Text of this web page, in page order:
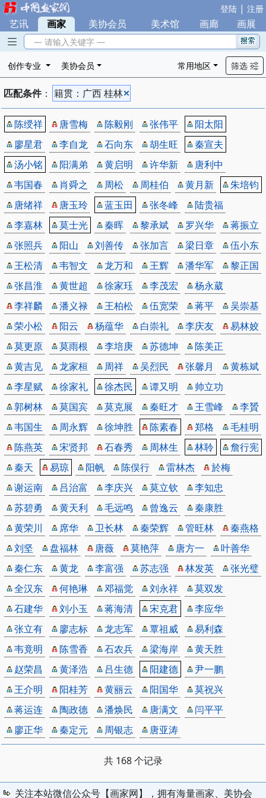
登陆 | 注册
艺讯 | 画家 美协会员 美术馆 画廊 画展
— 请输入关键字 —
创作专业 美协会员 常用地区 筛选
匹配条件： 籍贯：广西 桂林
陈绶祥 唐雪梅 陈毅刚 张伟平
阳太阳
廖星君
李自龙 石向东 胡生旺
秦宣夫
汤小铭
阳满弟 黄启明 许华新
唐利中
韦国春
肖舜之 周松 周桂伯 黄月新
朱培钧
唐绪祥
唐玉玲 蓝玉田 张冬峰
陆贵福
李嘉林
莫士光 秦晖 黎承斌 罗兴华
蒋振立
张照兵
阳山 刘善传 张加言 梁日章
伍小东
王松清
韦智文 龙万和 王辉 潘华军
黎正国
张昌淮
黄世超 徐家珏 李茂宏
杨永葳
李祥麟
潘义禄 王柏松 伍宽荣 蒋平
吴崇基
荣小松
阳云 杨蕴华 白崇礼 李庆友
易林姣
莫更原
莫雨根 李培庚 苏德坤
陈美正
黄吉见
龙家桓 周祥 吴烈民 张馨月
黄栋斌
李星赋
徐家礼 徐杰民 谭又明
帅立功
郭树林
莫国宾 莫克展 秦旺才 王雪峰
李贇
韦国生
周永辉 徐坤胜 陈素春 郑格
毛桂明
陈燕英
宋贤邦 石春秀 周林生 林聆
詹行宪
秦天
易琼 阳帆 陈俣行 雷林杰
於梅
谢运南
吕治富 李庆兴 莫立钦
李知忠
苏碧勇
黄天利 毛远鸣 曾逸云
秦康胜
黄荣川
席华 卫长林 秦荣辉 管旺林
秦燕格
刘坚
盘福林 唐薇 莫艳萍 唐方一
叶善华
秦仁东
黄龙 李富强 苏志强 林发英
张光璧
全汉东
何艳琳 邓福觉 刘永祥
莫双发
石建华
刘小玉 蒋海清 宋克君
李应华
张立有
廖志标 龙志军 覃祖威
易利森
韦竟明
陈雪香 石农兵 梁海岸
黄天胜
赵荣昌
黄泽浩 吕生德 阳建德
尹一鹏
王介明
阳桂芳 黄丽云 阳国华
莫祝兴
蒋运连
陶政德 潘焕民 唐满文
闫平平
廖正华
秦定元 周银志 唐亚涛
共 168 个记录
关注本站微信公众号【画家网】，拥有海量画家、美协会